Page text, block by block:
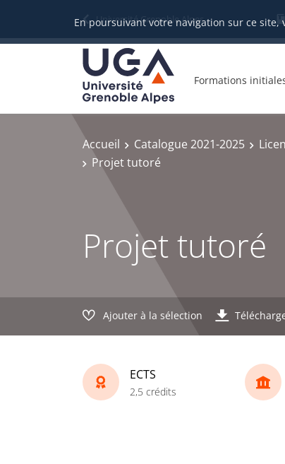
En poursuivant votre navigation sur ce
Université Grenoble Alpes
Formations
Accueil Catalogue 2021-2025
Projet tutoré
Projet tutoré
Ajouter à la sélection
ECTS
2,5 crédits